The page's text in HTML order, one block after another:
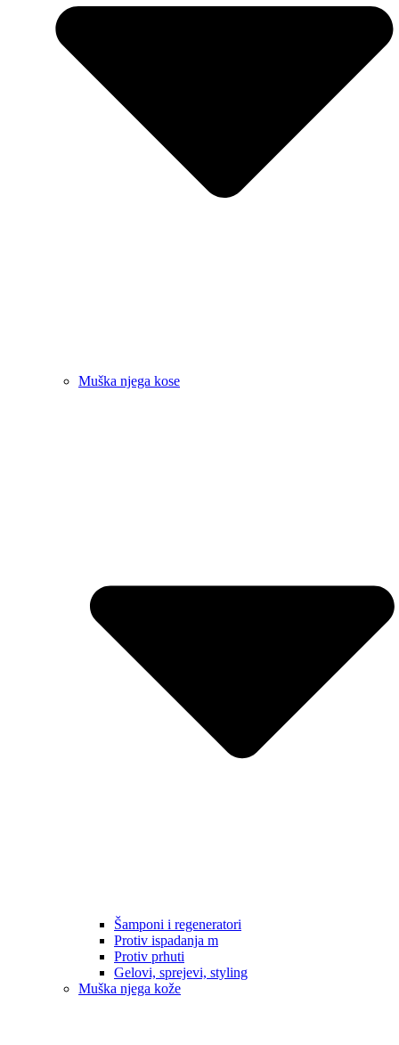
Muška njega kose
Šamponi i regeneratori
Protiv ispadanja m
Protiv prhuti
Gelovi, sprejevi, styling
Muška njega kože